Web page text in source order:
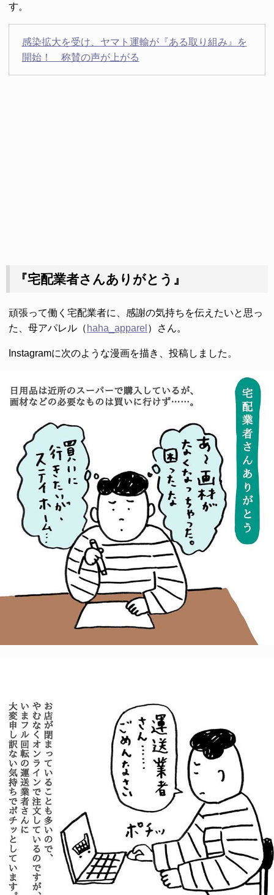
す。
感染拡大を受け、ヤマト運輸が『ある取り組み』を
開始！ 称賛の声が上がる
『宅配業者さんありがとう』
頑張って働く宅配業者に、感謝の気持ちを伝えたいと思っ
た、母アパレル（ haha_apparel ）さん。
Instagramに次のような漫画を描き、投稿しました。